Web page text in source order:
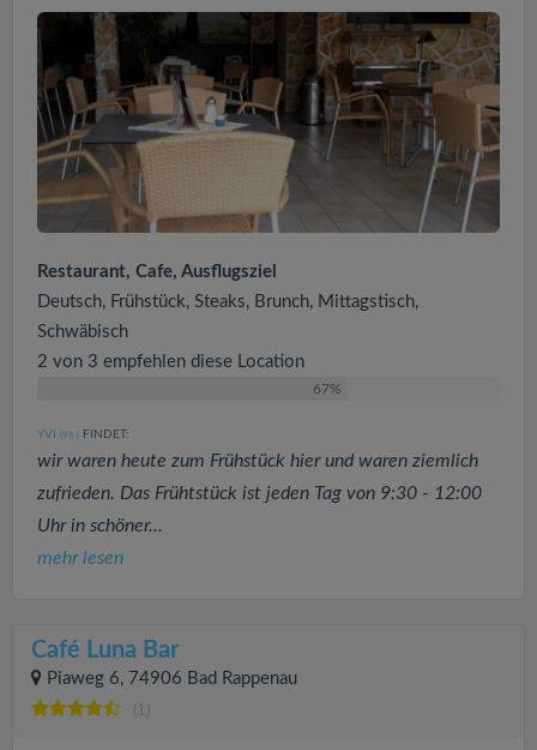
Restaurant, Cafe, Ausflugsziel
Deutsch, Frühstück, Steaks, Brunch, Mittagstisch,
Schwäbisch
2 von 3 empfehlen diese Location
67%
YVI (96 ) FINDET:
wir waren heute zum Frühstück hier und waren ziemlich
zufrieden. Das Frühtstück ist jeden Tag von 9:30 - 12:00
Uhr in schöner...
mehr lesen
Café Luna Bar
Piaweg 6, 74906 Bad Rappenau
(1)